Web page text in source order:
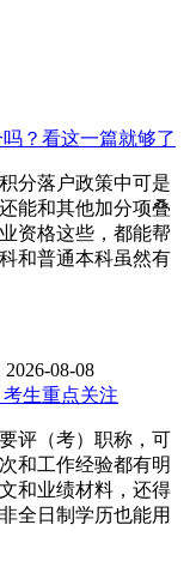
？看这一篇就够了
分落户政策中可是
能和其他加分项叠
资格这些，都能帮
和普通本科虽然有
2026-08-08
生重点关注
评（考）职称，可
和工作经验都有明
和业绩材料，还得
全日制学历也能用